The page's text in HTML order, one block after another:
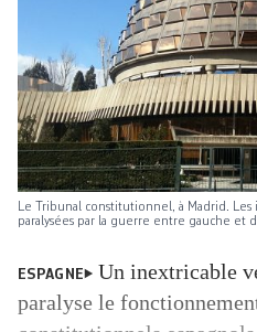
Le Tribunal constitutionnel, à Madrid.
paralysées par la guerre entre gauche et
ESPAGNE
Un inextricable
paralyse le